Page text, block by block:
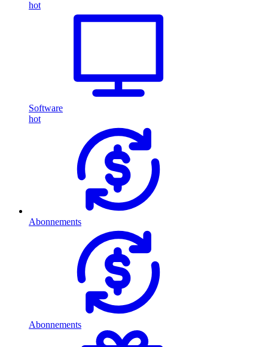
hot
Software
hot
Abonnements
Abonnements